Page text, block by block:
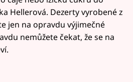
Hellerová. Dezerty vyrobené z
jen na opravdu výjimečné
nemůžete čekat, že se na